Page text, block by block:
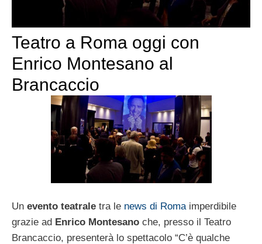
Teatro a Roma oggi con
Enrico Montesano al
Brancaccio
Un evento teatrale tra le news di Romaimperdibile
grazie ad Enrico Montesano che, presso il Teatro
Brancaccio, presenterà lo spettacolo “C’è qualche